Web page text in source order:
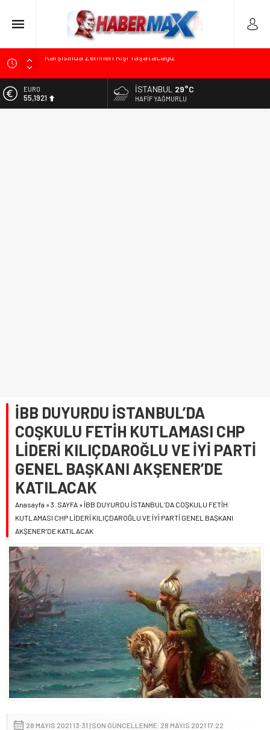
Üsküdar’da Başkan Vekili Seçimi Sonrası Siyasi Gerilim:
Muharrem İnce’den Mehmet Şimşek’e Sert Tepki: “Düşün Bu
ALTIN
6.659,09
İSTANBUL 29°C
HAFIF YAĞMURLU
İBB DUYURDU İSTANBUL’DA
COŞKULU FETİH KUTLAMASI CHP
LİDERİ KILIÇDAROĞLU VE İYİ PARTİ
GENEL BAŞKANI AKŞENER’DE
KATILACAK
Anasayfa »3. SAYFA » İBB DUYURDU İSTANBUL’DA COŞKULU FETİH
KUTLAMASI CHP LİDERİ KILIÇDAROĞLU VE İYİ PARTİ GENEL BAŞKANI
AKŞENER’DE KATILACAK
28 MAYIS 2021 13:31 | SON GÜNCELLENME: 28 MAYIS 2021 17:22